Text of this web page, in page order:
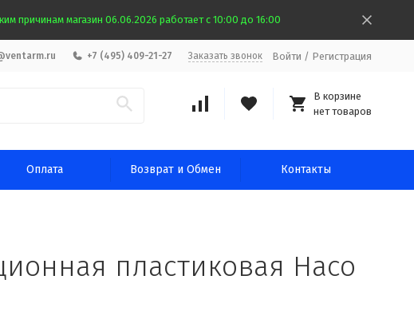
причинам магазин 06.06.2026 работает с 10:00 до 16:00
+7 (495) 409-21-27 Заказать звонок Войти / Регистрация
В корзине
нет товаров
Оплата Возврат и Обмен Контакты
пластиковая Haco